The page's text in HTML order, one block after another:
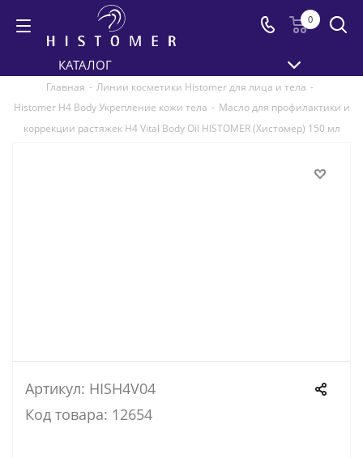
0
КАТАЛОГ
Главная - Линии косметики Histomer для лица и тела -
Histomer H4 Body Укрепление кожи тела - Масло для профилактики и
коррекции растяжек H4 Vital Body Oil HISTOMER (Хистомер) 150 мл
Артикул: HISH4V04
Код товара: 12654